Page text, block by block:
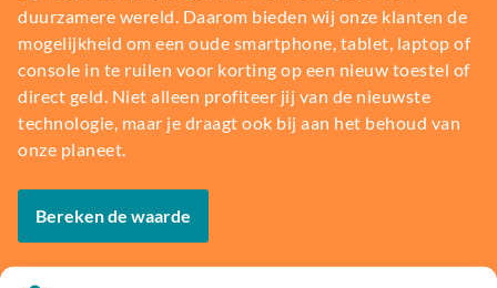
duurzamere wereld. Daarom bieden wij onze klanten de
mogelijkheid om een oude smartphone, tablet, laptop of
console in te ruilen voor korting op een nieuw toestel of
direct geld. Niet alleen profiteer jij van de nieuwste
technologie, maar je draagt ook bij aan het behoud van
onze planeet.
Bereken de waarde